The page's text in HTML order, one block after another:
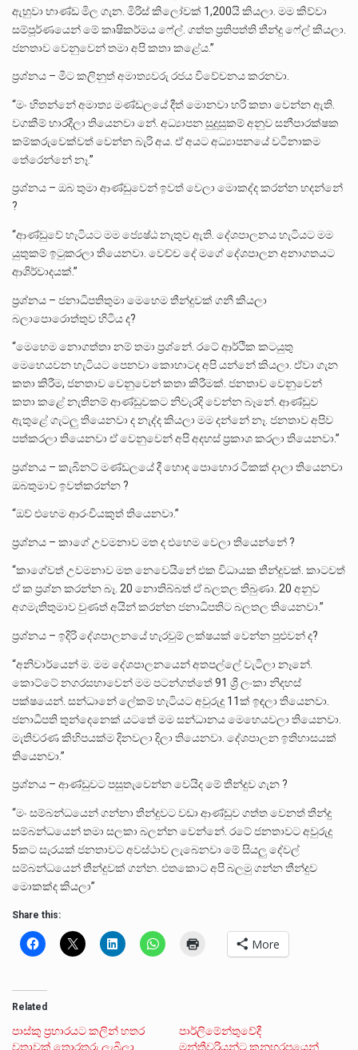
ඇහුවා භාණ්ඩ මිල ගැන. මිරිස් කිලෝවක් 1,200යි කියලා. මම කිව්වා
සම්පූර්ණයෙන් මේ කෘෂිකර්මය ෆේල්. ගත්ත ප්‍රතිපත්ති තීන්දු ෆේල් කියලා.
ජනතාව වෙනුවෙන් තමා අපි කතා කළේය.”
ප්‍රශ්නය – මීට කලිනුත් අමාත්‍යවරු රජය විවේචනය කරනවා.
“මං හිතන්නේ අමාත්‍ය මණ්ඩලයේ දීත් මොනවා හරි කතා වෙන්න ඇති.
වගකීම් භාරදීලා තියෙනවා නේ. අධ්‍යාපන සුදුසුකම් අනුව සනීපාරක්ෂක
කම්කරුවෙක්වත් වෙන්න බැරි අය. ඒ අයට අධ්‍යාපනයේ වටිනාකම
තේරෙන්නේ නෑ.”
ප්‍රශ්නය – ඔබ තුමා ආණ්ඩුවෙන් ඉවත් වෙලා මොකද්ද කරන්න හදන්නේ
?
“ආණ්ඩුවේ හැටියට මම ජ්‍යෙෂ්ඨ නැතුව ඇති. දේශපාලනය හැටියට මම
යුතුකම් ඉටුකරලා තියෙනවා. වෙච්ච දේ මගේ දේශපාලන අනාගතයට
ආශිර්වාදයක්.”
ප්‍රශ්නය – ජනාධිපතිතුමා මෙහෙම තීන්දුවක් ගනී කියලා
බලාපොරොත්තුව හිටිය ද?
“මෙහෙම නොගත්තා නම් තමා ප්‍රශ්නේ. රටේ ආර්ථික කටයුතු
මෙහෙයවන හැටියට පෙනවා කොහාටද අපි යන්නේ කියලා. ඒවා ගැන
කතා කිරීම, ජනතාව වෙනුවෙන් කතා කිරීමක්. ජනතාව වෙනුවෙන්
කතා කළේ නැතිනම් ආණ්ඩුවකට නිවැරදි වෙන්න බෑනේ. ආණ්ඩුව
ඇතුළේ ගැටලු තියෙනවා ද නැද්ද කියලා මම දන්නේ නෑ. ජනතාව අපිව
පත්කරලා තියෙනවා ඒ වෙනුවෙන් අපි අදහස් ප්‍රකාශ කරලා තියෙනවා.”
ප්‍රශ්නය – කැබිනට් මණ්ඩලයේ දී හොඳ පොහොර ටිකක් දාලා තියෙනවා
ඔබතුමාව ඉවත්කරන්න ?
“ඔව් එහෙම ආරංචියකුත් තියෙනවා.”
ප්‍රශ්නය – කාගේ උවමනාව මත ද එහෙම වෙලා තියෙන්නේ ?
“කාගේවත් උවමනාව මත නෙවෙයිනේ එක විධායක තීන්දුවක්. කාටවත්
ඒ ක ප්‍රශ්න කරන්න බෑ. 20 නොතිබ්බත් ඒ බලතල තිබුණා. 20 අනුව
අගමැතිතුමාව වුණත් අයින් කරන්න ජනාධිපතිට බලතල තියෙනවා.”
ප්‍රශ්නය – ඉදිරි දේශපාලනයේ හැරවුම් ලක්ෂයක් වෙන්න පුළුවන් ද?
“අනිවාර්යෙන් ම. මම දේශපාලනයෙන් අතපල්ලේ වැටිලා නෑනේ.
කොට්ටේ නගරසභාවෙන් මම පටන්ගත්තේ 91 ශ්‍රී ලංකා නිදහස්
පක්ෂයෙන්. සන්ධානේ ලේකම් හැටියට අවුරුදු 11ක් ඉඳලා තියෙනවා.
ජනාධිපති තුන්දෙනෙක් යටතේ මම සන්ධානය මෙහෙයවලා තියෙනවා.
මැතිවරණ කිහිපයක්ම දිනවලා දිලා තියෙනවා. දේශපාලන ඉතිහාසයක්
තියෙනවා.”
ප්‍රශ්නය – ආණ්ඩුවට පසුතැවෙන්න වෙයිද මේ තීන්දුව ගැන ?
“මං සම්බන්ධයෙන් ගන්නා තීන්දුවට වඩා ආණ්ඩුව ගත්ත වෙනත් තීන්දු
සම්බන්ධයෙන් තමා සලකා බලන්න වෙන්නේ. රටේ ජනතාවට අවුරුදු
5කට සැරයක් ජනතාවට අවස්ථාව ලැබෙනවා මේ සියලු දේවල්
සම්බන්ධයෙන් තීන්දුවක් ගන්න. එතකොට අපි බලමු ගන්න තීන්දුව
මොකක්ද කියලා”
Share this:
More
Related
පාස්කු ප්‍රහාරයට කලින් හතර
වතාවක් තොරතුරු ලැබිලා
පාර්ලිමේන්තුවේදී
මන්ත්‍රීවරියන්ට කුනුහරපයෙන්